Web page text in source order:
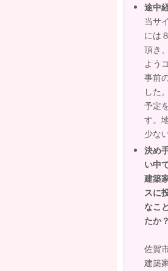
途中
当サ
には
頂き
よう
事前
した
予定
す。
少な
決め
い中
建築
スに
なこ
たか？
佐賀
建築